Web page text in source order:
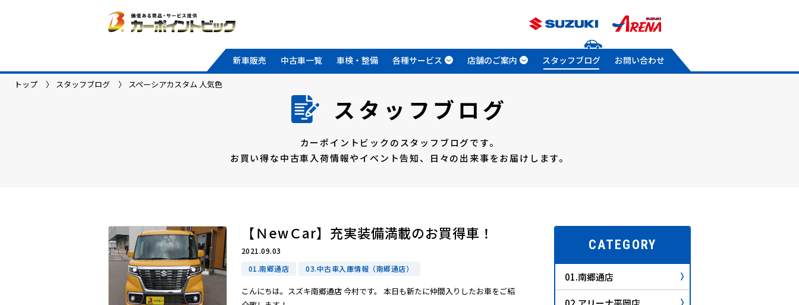
新車販売 中古車一覧 車検・整備 各種サービス 店舗のご案内 スタッフブログ お問い合わせ
トップ スタッフブログ スペーシアカスタム 人気色
スタッフブログ
カーポイントビックのスタッフブログです。
お買い得な中古車入荷情報やイベント告知、
日々の出来事をお届けします。
【ＮewＣar】充実装備満載のお買得車！
2021.09.03
01.南郷通店
03.中古車入庫情報（南郷通店）
こんにちは。スズキ南郷通店 今村です。 本日も新たに仲間入りしたお車をご紹
CATEGORY
01.南郷通店